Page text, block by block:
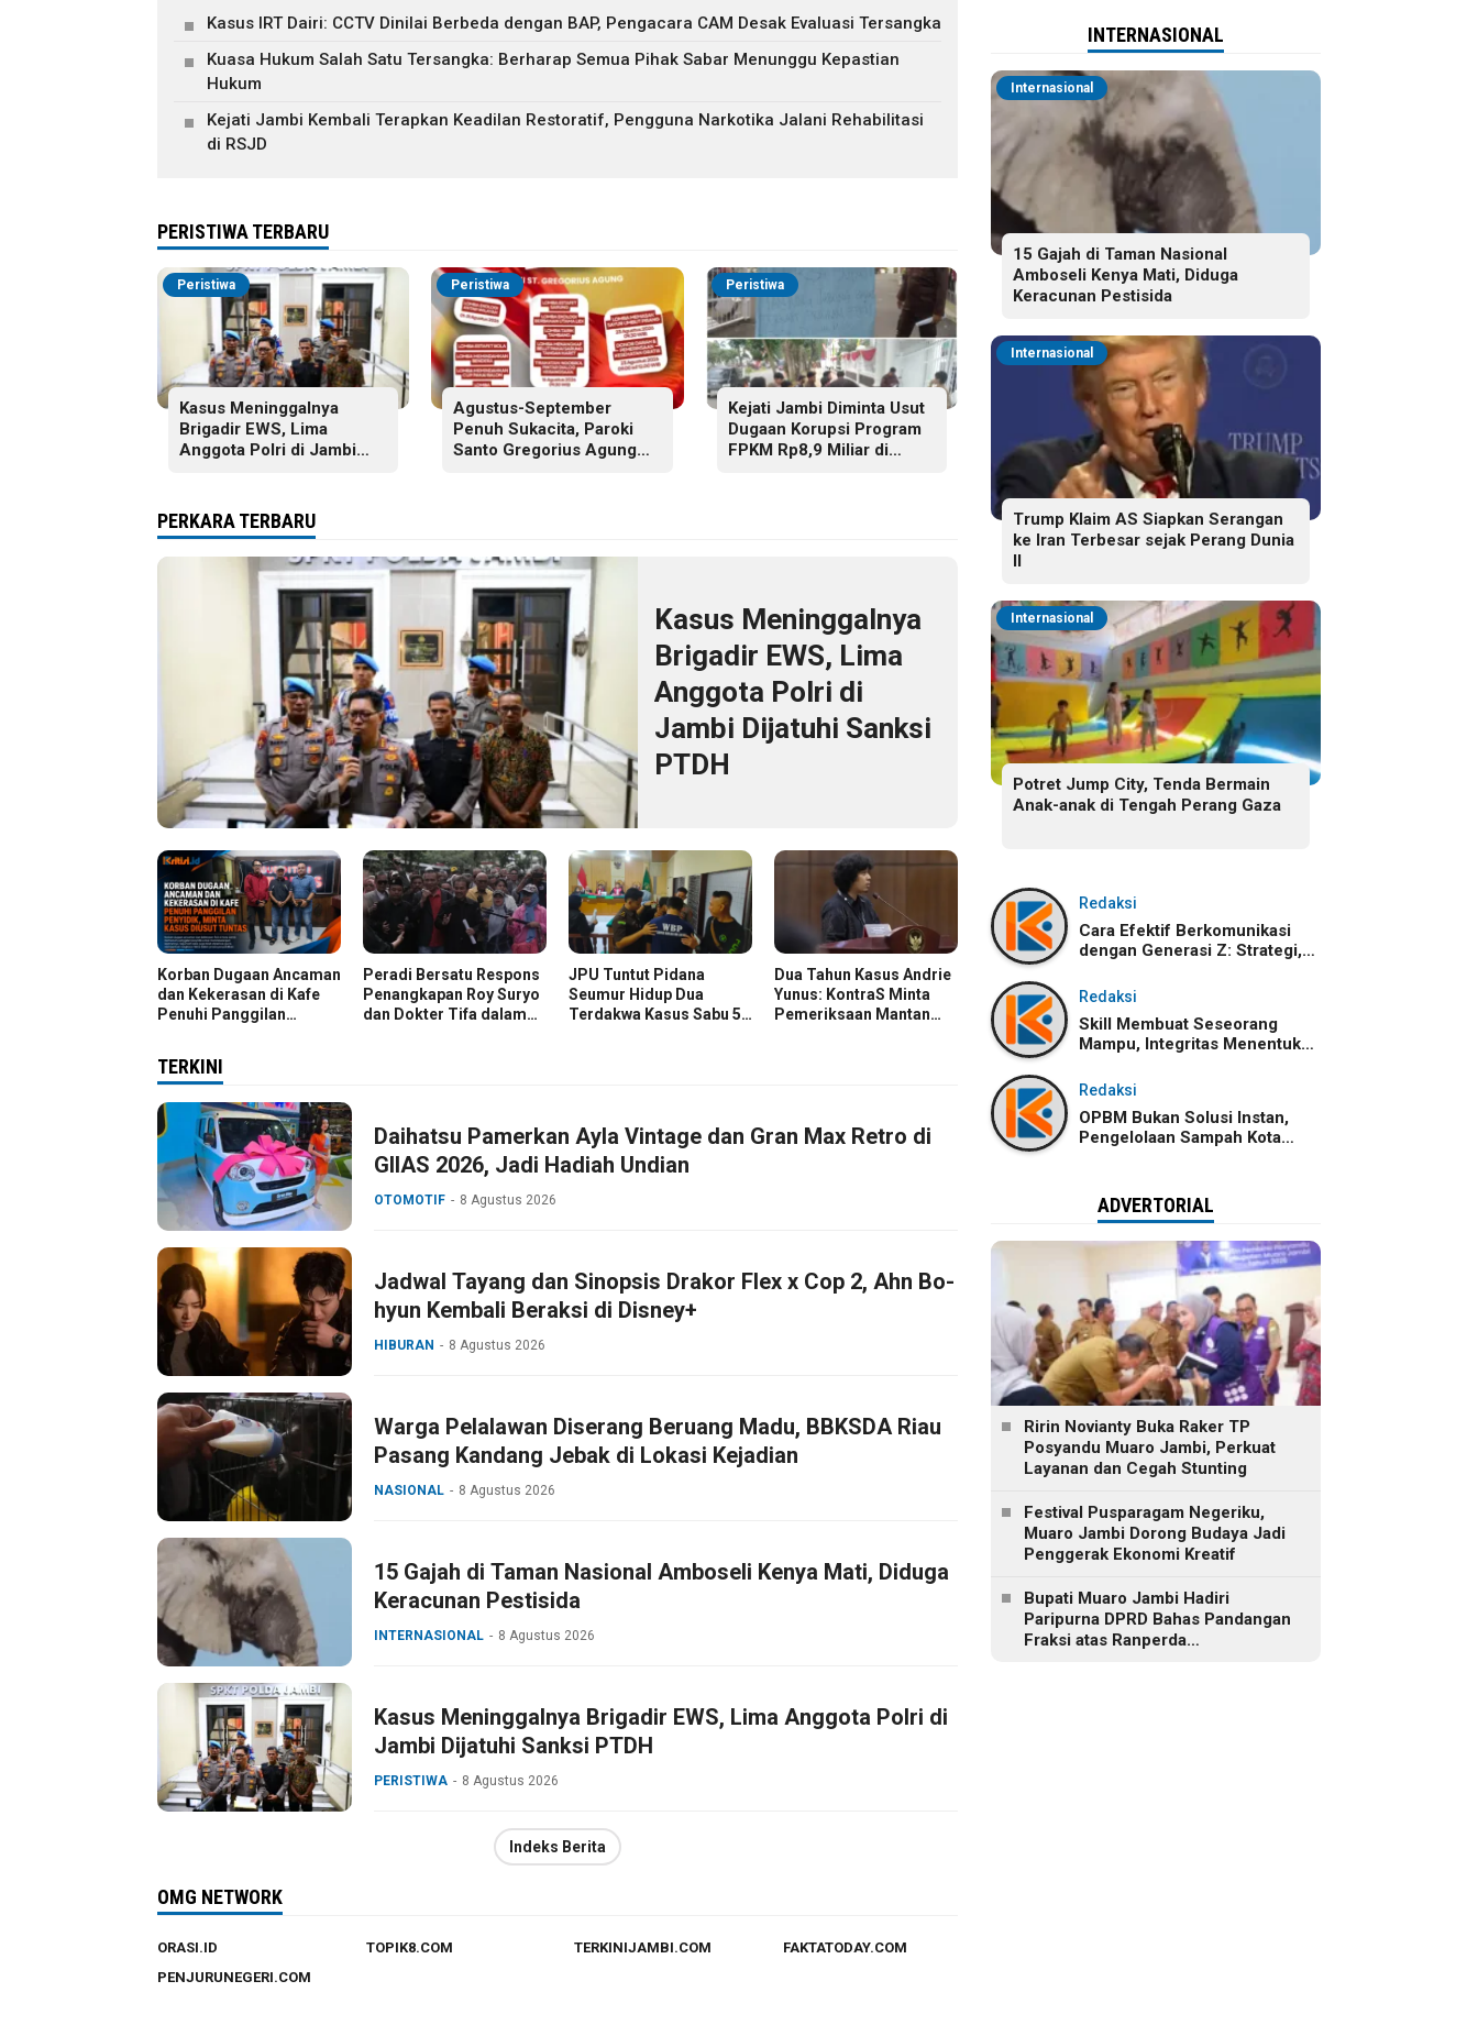
Kasus IRT Dairi: CCTV Dinilai Berbeda dengan BAP, Pengacara CAM Desak Evaluasi Tersangka
Kuasa Hukum Salah Satu Tersangka: Berharap Semua Pihak Sabar Menunggu Kepastian
Hukum
Kejati Jambi Kembali Terapkan Keadilan Restoratif, Pengguna Narkotika Jalani Rehabilitasi
di RSJD
PERISTIWA TERBARU
Peristiwa
Kasus Meninggalnya
Brigadir EWS, Lima
Anggota Polri di Jambi
Peristiwa
Agustus-September
Penuh Sukacita, Paroki
Santo Gregorius Agung
Peristiwa
Kejati Jambi Diminta Usut
Dugaan Korupsi Program
FPKM Rp8,9 Miliar di
PERKARA TERBARU
Kasus Meninggalnya
Brigadir EWS, Lima
Anggota Polri di
Jambi Dijatuhi Sanksi
PTDH
Korban Dugaan Ancaman
dan Kekerasan di Kafe
Penuhi Panggilan
Peradi Bersatu Respons
Penangkapan Roy Suryo
dan Dokter Tifa dalam
JPU Tuntut Pidana
Seumur Hidup Dua
Terdakwa Kasus Sabu 58
Dua Tahun Kasus Andrie
Yunus: KontraS Minta
Pemeriksaan Mantan
TERKINI
Daihatsu Pamerkan Ayla Vintage dan Gran Max Retro di
GIIAS 2026, Jadi Hadiah Undian
OTOMOTIF 8 Agustus 2026
Jadwal Tayang dan Sinopsis Drakor Flex x Cop 2, Ahn Bo-
hyun Kembali Beraksi di Disney+
HIBURAN 8 Agustus 2026
Warga Pelalawan Diserang Beruang Madu, BBKSDA Riau
Pasang Kandang Jebak di Lokasi Kejadian
NASIONAL 8 Agustus 2026
15 Gajah di Taman Nasional Amboseli Kenya Mati, Diduga
Keracunan Pestisida
INTERNASIONAL 8 Agustus 2026
Kasus Meninggalnya Brigadir EWS, Lima Anggota Polri di
Jambi Dijatuhi Sanksi PTDH
PERISTIWA 8 Agustus 2026
Indeks Berita
OMG NETWORK
ORASI.ID TOPIK8.COM TERKINIJAMBI.COM
FAKTATODAY.COM
PENJURUNEGERI.COM
INTERNASIONAL
Internasional
15 Gajah di Taman Nasional
Amboseli Kenya Mati, Diduga
Keracunan Pestisida
Internasional
Trump Klaim AS Siapkan Serangan
ke Iran Terbesar sejak Perang Dunia
II
Internasional
Potret Jump City, Tenda Bermain
Anak-anak di Tengah Perang Gaza
Redaksi
Cara Efektif Berkomunikasi
dengan Generasi Z: Strategi,
Tantangannya
Redaksi
Skill Membuat Seseorang
Mampu, Integritas Menentukan
Dibawa
Redaksi
OPBM Bukan Solusi Instan,
Pengelolaan Sampah Kota
ADVERTORIAL
Ririn Novianty Buka Raker TP
Posyandu Muaro Jambi, Perkuat
Layanan dan Cegah Stunting
Festival Pusparagam Negeriku,
Muaro Jambi Dorong Budaya Jadi
Penggerak Ekonomi Kreatif
Bupati Muaro Jambi Hadiri
Paripurna DPRD Bahas Pandangan
Fraksi atas Ranperda